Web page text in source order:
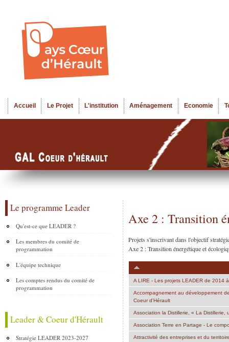
Menu principal
Accueil Le Projet L'institution Aménagement Economie
Le programme Leader
Qu'est-ce que LEADER ?
Les membres du comité de
programmation
L'équipe technique
Les comptes rendus du comité de
programmation
Leader & Coeur d'Hérault
Stratégie LEADER 2023-2027
Axe 2 : Transition
Projets s'inscrivant dans l'objectif
Axe 2 : Transition énergétique et
A LIRE - Les projets LEADER de 2014
Accompagnement au développement
Coeur d'Hérault
Association la Distillerie, « La
Association Terre en Partage - Le
Attractivité des entreprises et du